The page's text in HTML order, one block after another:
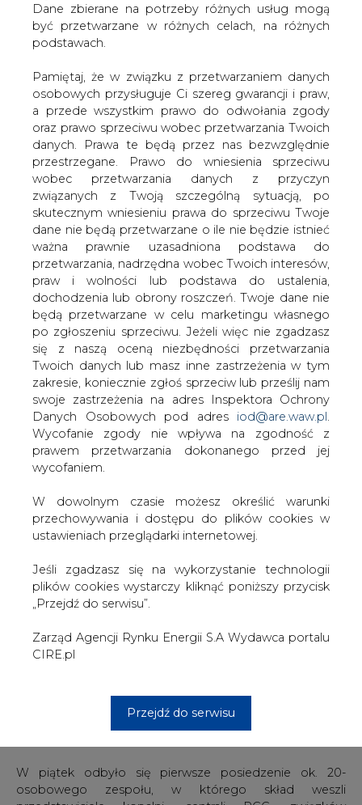
Dane zbierane na potrzeby różnych usług mogą
być przetwarzane w różnych celach, na różnych
podstawach.
Pamiętaj, że w związku z przetwarzaniem danych
osobowych przysługuje Ci szereg gwarancji i praw,
a przede wszystkim prawo do odwołania zgody
oraz prawo sprzeciwu wobec przetwarzania Twoich
danych. Prawa te będą przez nas bezwzględnie
przestrzegane. Prawo do wniesienia sprzeciwu
wobec przetwarzania danych z przyczyn
związanych z Twoją szczególną sytuacją, po
skutecznym wniesieniu prawa do sprzeciwu Twoje
dane nie będą przetwarzane o ile nie będzie istnieć
ważna prawnie uzasadniona podstawa do
przetwarzania, nadrzędna wobec Twoich interesów,
praw i wolności lub podstawa do ustalenia,
dochodzenia lub obrony roszczeń. Twoje dane nie
będą przetwarzane w celu marketingu własnego
po zgłoszeniu sprzeciwu. Jeżeli więc nie zgadzasz
się z naszą oceną niezbędności przetwarzania
Twoich danych lub masz inne zastrzeżenia w tym
zakresie, koniecznie zgłoś sprzeciw lub prześlij nam
swoje zastrzeżenia na adres Inspektora Ochrony
Danych Osobowych pod adres iod@are.waw.pl
Wycofanie zgody nie wpływa na zgodność z
prawem przetwarzania dokonanego przed jej
wycofaniem.
W dowolnym czasie możesz określić warunki
przechowywania i dostępu do plików cookies w
ustawieniach przeglądarki internetowej.
Jeśli zgadzasz się na wykorzystanie technologii
plików cookies wystarczy kliknąć poniższy przycisk
„Przejdź do serwisu”.
Zarząd Agencji Rynku Energii S.A Wydawca portalu
CIRE.pl
Przejdź do serwisu
Eksperci ocenią możliwość
eksploatacji węgla koksowego w
kopalni Bielszowice
Polska Grupa Górnicza (PGG) powołała
zespół, który oceni możliwości
wydobywania i wykorzystania węgla
koksowego z rudzkiej kopalni
Bielszowice, wyspecjalizowanej dotąd
w węglu energetycznym. Udostępnienie
złóż węgla koksowego mogłoby istotnie
przedłużyć żywotność zakładu.
w Rudzie Śląskiej, obok ruchów Pokój i Halemba. W
ubiegłorocznym porozumieniu górniczych związków z
rządem zapisano, że ruch Pokój ma być wygaszony w
połączone. Sama Halemba ma pracować jeszcze do
2034 roku. Jednocześnie w porozumieniu uzgodniono, iż
"do 2022 r. przeanalizowana zostanie możliwość
Bielszowice".
koksowego z Bielszowic, jest wypełnieniem zapisów
W piątek odbyło się pierwsze posiedzenie ok. 20-
osobowego zespołu, w którego skład weszli